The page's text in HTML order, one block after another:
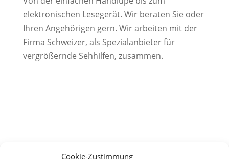
Cookie-Zustimmung
elektronischen Lesegerät. Wir beraten Sie oder
Ihren Angehörigen gern. Wir arbeiten mit der
Firma Schweizer, als Spezialanbieter für
vergrößernde Sehhilfen, zusammen.